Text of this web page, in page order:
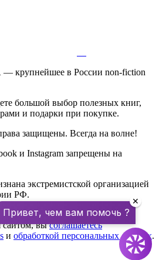
крупнейшее в России non-fiction
большой выбор полезных книг,
и подарки при покупке.
защищены. Всегда на волне!
и Instagram запрещены на
экстремистской организацией
РФ.
улучшения работы сайта.
сайтом, высоглашаетесь
и обработкой персональных данных.
Привет, чем вам помочь ?
✕